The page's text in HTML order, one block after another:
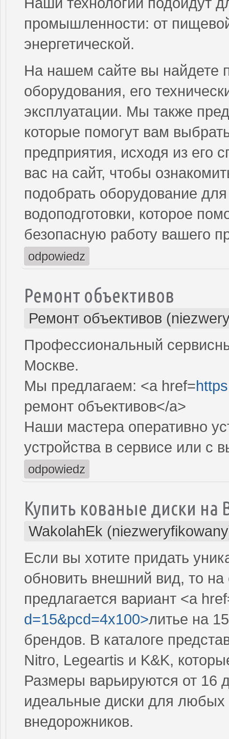
промышленности: от
энергетической.
На нашем сайте вы найдете
оборудования, его
эксплуатации. Мы также
которые помогут вам
предприятия, исходя из его
вас на сайт, чтобы
подобрать оборудование
водоподготовки, которое
безопасную работу вашего
odpowiedz
Ремонт объективов
Ремонт объективов
Профессиональный
Москве.
Мы предлагаем: <a href=
ремонт объективов</a>
Наши мастера оперативно
устройства в сервисе или с
odpowiedz
Купить кованые диски на
WakolahEk
Если вы хотите придать
обновить внешний вид, то
предлагается вариант <a
d=15&pcd=4x100>литье на
брендов. В каталоге
Nitro, Legeartis и K&K,
Размеры варьируются от 16
идеальные диски для
внедорожников.